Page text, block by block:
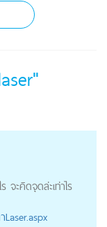
จะคิดจุดล่ะเท่าไร